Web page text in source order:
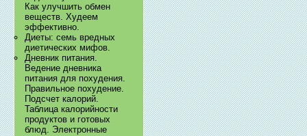
Как улучшить обмен
веществ. Худеем
эффективно.
Диеты: семь вредных
диетических мифов.
Дневник питания.
Ведение дневника
питания для похудения.
Правильное похудение.
Подсчет калорий.
Таблица калорийности
продуктов и готовых
блюд. Электронные